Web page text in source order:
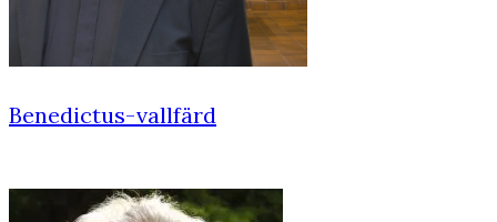
Benedictus-vallfärd